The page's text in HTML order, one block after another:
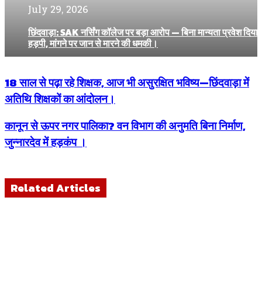
July 29, 2026
छिंदवाड़ा: SAK नर्सिंग कॉलेज पर बड़ा आरोप — बिना मान्यता प्रवेश
हड़पी, मांगने पर जान से मारने की धमकी।
18 साल से पढ़ा रहे शिक्षक, आज भी असुरक्षित भविष्य—छिंदवाड़ा में
अतिथि शिक्षकों का आंदोलन।
कानून से ऊपर नगर पालिका? वन विभाग की अनुमति बिना निर्माण,
जुन्नारदेव में हड़कंप ।
Related Articles